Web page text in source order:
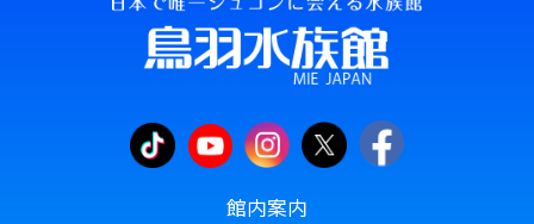
館内案内